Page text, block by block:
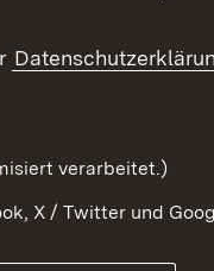
verarbeitet.)
X / Twitter und